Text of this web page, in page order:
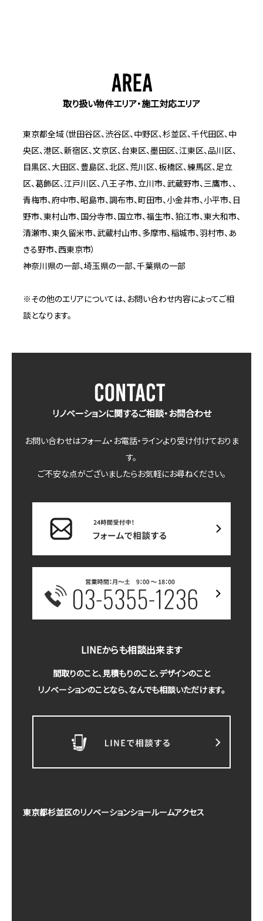
取り扱い物件エリア・施工対応エリア
東京都全域（世田谷区、渋谷区、中野区、杉並区、千代田区、中
央区、港区、新宿区、文京区、台東区、墨田区、江東区、品川区、
目黒区、大田区、豊島区、北区、荒川区、板橋区、練馬区、足立
区、葛飾区、江戸川区、八王子市、立川市、武蔵野市、三鷹市、、
青梅市、府中市、昭島市、調布市、町田市、小金井市、小平市、日
野市、東村山市、国分寺市、国立市、福生市、狛江市、東大和市、
清瀬市、東久留米市、武蔵村山市、多摩市、稲城市、羽村市、あ
きる野市、西東京市）
神奈川県の一部、埼玉県の一部、千葉県の一部
※その他のエリアについては、お問い合わせ内容によってご相
談となります。
リノベーションに関するご相談・お問合わせ
お問い合わせはフォーム・お電話・ラインより受け付けておりま
す。
ご不安な点がございましたらお気軽にお尋ねください。
LINEからも相談出来ます
間取りのこと、見積もりのこと、デザインのこと
リノベーションのことなら、なんでも相談いただけます。
東京都杉並区のリノベーションショールームアクセス